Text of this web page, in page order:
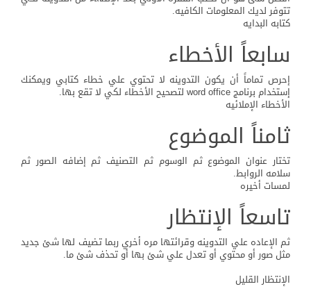
تتوفر لديك المعلومات الكافيه.
كتابه البدايه
سابعاً الأخطاء
إحرص تماماً أن يكون التدوينه لا تحتوي علي خطاء كتابي ويمكنك
إستخدام برنامج word office لتصحيح الأخطاء لكي لا تقع بها.
الأخطاء الإملائيه
ثامناً الموضوع
تختار عنوان الموضوع ثم الوسوم ثم التصنيف ثم إضافه الصور ثم
سلامه الروابط.
لمسات أخيره
تاسعاً الإنتظار
ثم الإعاده علي التدوينه وقرائتها مره أخري ربما تضيف لها شئ جديد
مثل صور أو محتوي أو تعدل علي شئ بها أو تحذف شئ ما.
الإنتظار القليل